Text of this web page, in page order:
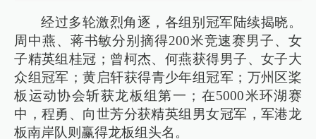
经过多轮激烈角逐，各组别冠军陆续揭晓。
周中燕、蒋书敏分别摘得200米竞速赛男子、女
子精英组桂冠；曾柯杰、何燕获得男子、女子大
众组冠军；黄启轩获得青少年组冠军；万州区桨
板运动协会斩获龙板组第一；在5000米环湖赛
中，程勇、向世芳分获精英组男女冠军，军港龙
板南岸队则赢得龙板组头名。